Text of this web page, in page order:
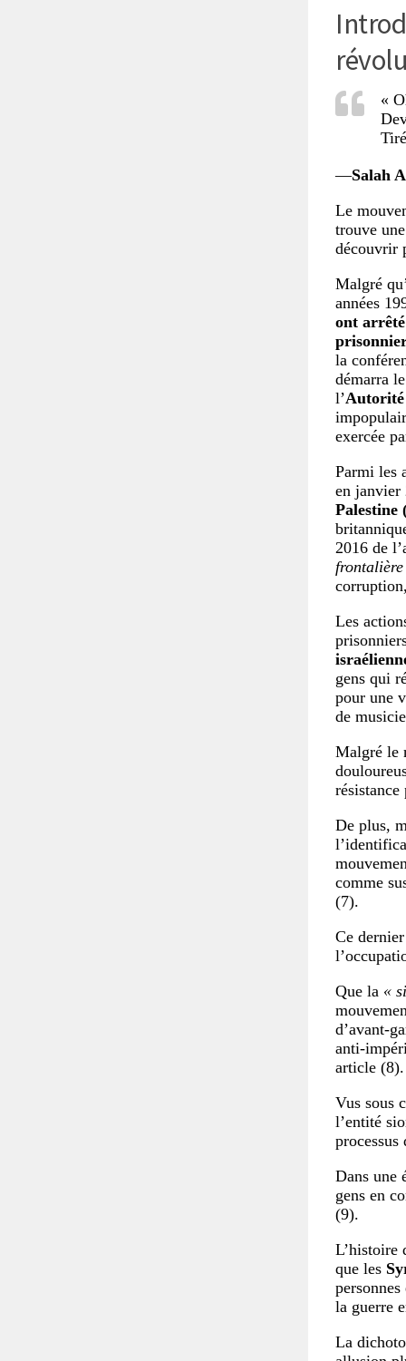
«
—Salah
Le
trouve
découvrir
Malgré
années
ont arrêté
la
démarra
l’Autorité
exercée
Parmi les
en janvier
Palestine
2016 de
frontalière
corruption,
Les
gens qui
pour une
de
Malgré le
De plus,
comme
(7).
Ce
Que la «
d’avant-
anti-
article (8).
Vus sous
l’entité
processus
Dans une
gens en
(9).
L’histoire
que les
la guerre
La